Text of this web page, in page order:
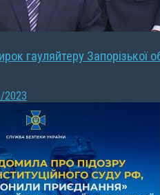
гауляйтеру Запорізької
2023